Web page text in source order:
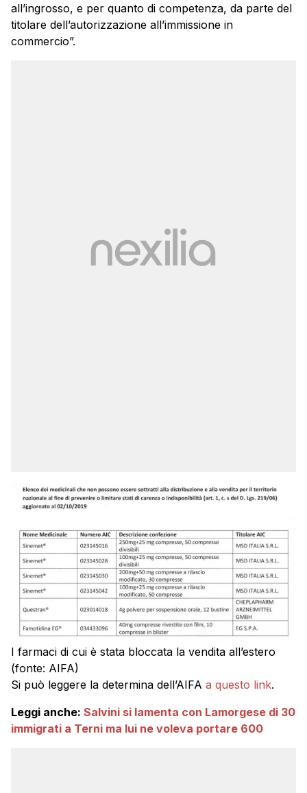
all’ingrosso, e per quanto di competenza, da parte del
titolare dell’autorizzazione all’immissione in
commercio”.
I farmaci di cui è stata bloccata la vendita all’estero
(fonte: AIFA)
Si può leggere la determina dell’AIFA a questo link.
Leggi anche: Salvini si lamenta con Lamorgese di 30
immigrati a Terni ma lui ne voleva portare 600